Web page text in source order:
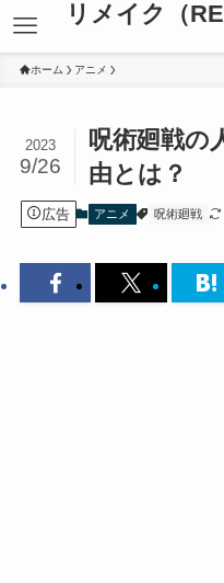
リメイク（
ホーム アニメ
呪術廻戦の
由とは？
2023
9/26
広告 アニメ 呪術廻戦